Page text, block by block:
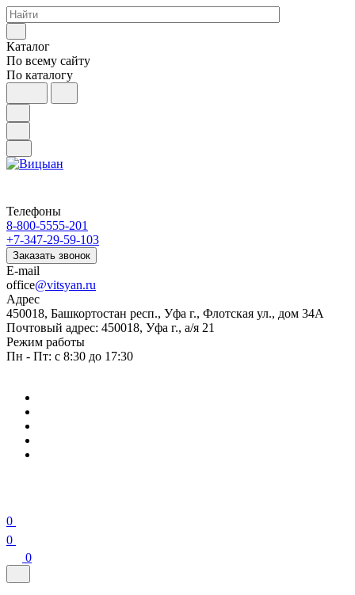
Каталог
По всему сайту
По каталогу
Телефоны
8-800-5555-201
+7-347-29-59-103
Заказать звонок
E-mail
office@vitsyan.ru
Адрес
450018, Башкортостан респ., Уфа г., Флотская ул., дом 34А
Почтовый адрес: 450018, Уфа г., а/я 21
Режим работы
Пн - Пт: с 8:30 до 17:30
0
0
0